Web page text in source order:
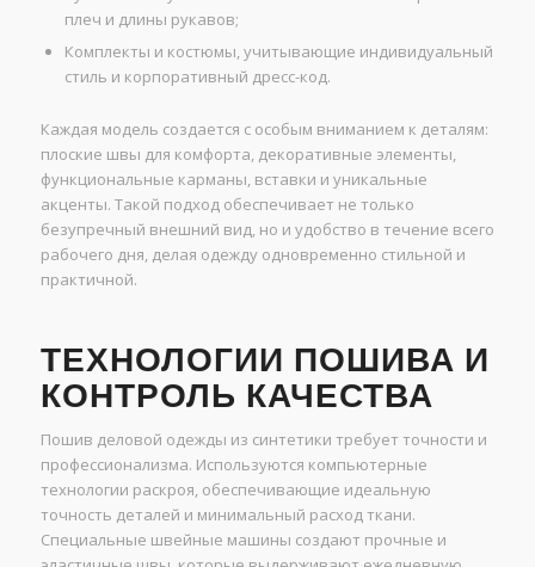
плеч и длины рукавов;
Комплекты и костюмы, учитывающие индивидуальный
стиль и корпоративный дресс-код.
Каждая модель создается с особым вниманием к деталям:
плоские швы для комфорта, декоративные элементы,
функциональные карманы, вставки и уникальные
акценты. Такой подход обеспечивает не только
безупречный внешний вид, но и удобство в течение всего
рабочего дня, делая одежду одновременно стильной и
практичной.
ТЕХНОЛОГИИ ПОШИВА И
КОНТРОЛЬ КАЧЕСТВА
Пошив деловой одежды из синтетики требует точности и
профессионализма. Используются компьютерные
технологии раскроя, обеспечивающие идеальную
точность деталей и минимальный расход ткани.
Специальные швейные машины создают прочные и